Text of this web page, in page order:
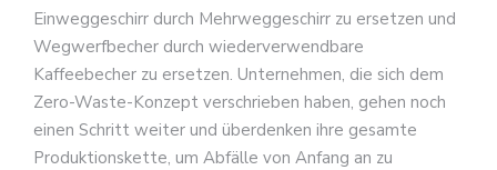
Einweggeschirr durch Mehrweggeschirr zu ersetzen und
Wegwerfbecher durch wiederverwendbare
Kaffeebecher zu ersetzen. Unternehmen, die sich dem
Zero-Waste-Konzept verschrieben haben, gehen noch
einen Schritt weiter und überdenken ihre gesamte
Produktionskette, um Abfälle von Anfang an zu